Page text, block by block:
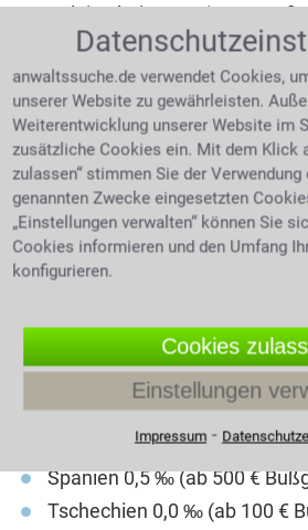
Belgien bei 0,5 ‰ (180 €
Dänemark bei 0,5 ‰ (ein
Finnland 0,5 ‰ (ab 15
Frankreich 0,5 ‰ (ab 135 €
Griechenland 0,5 ‰ (ab 80 €
Großbritannien 0,5 ‰ (ab 80
Italien 0,5 ‰ (ab 530 €
Kroatien 0,5 ‰ (ab 95 €
Niederlande 0,5 ‰ (ab 325 €
Polen 0,2 ‰ (bis 1.200 €
Portugal 0,5 ‰ (ab 250 €
Schweden 0,2 ‰ (ab 40
Schweiz 0,5 ‰ (ab 520 €
Spanien 0,5 ‰ (ab 500 €
Tschechien 0,0 ‰ (ab 100 €
anwaltssuche.de verwendet Cookies,
unserer Website zu gewährleisten.
Weiterentwicklung unserer Website im
zusätzliche Cookies ein. Mit dem Klick
zulassen“ stimmen Sie der
genannten Zwecke eingesetzten
„Einstellungen verwalten“ können Sie
Cookies informieren und den Umfang
konfigurieren.
Cookies
Einstellungen
Impressum⁃